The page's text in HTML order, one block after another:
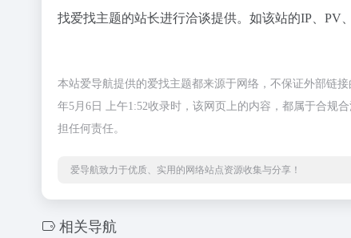
找爱找主题的站长进行洽谈提供。如该站的IP、PV
本站爱导航提供的爱找主题都来源于网络，不保证外部链
年5月6日 上午1:52收录时，该网页上的内容，都属于合规
担任何责任。
爱导航致力于优质、实用的网络站点资源收集与分享！
相关导航